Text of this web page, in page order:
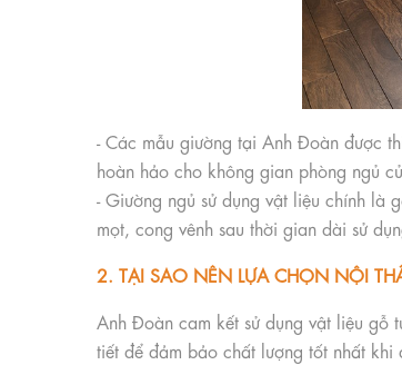
- Các mẫu giường tại Anh Đoàn được
hoàn hảo cho không gian phòng ngủ
- Giường ngủ sử dụng vật liệu chính là
mọt, cong vênh sau thời gian dài sử
2. TẠI SAO NÊN LỰA CHỌN NỘI
Anh Đoàn cam kết sử dụng vật liệu gỗ
tiết để đảm bảo chất lượng tốt nhất